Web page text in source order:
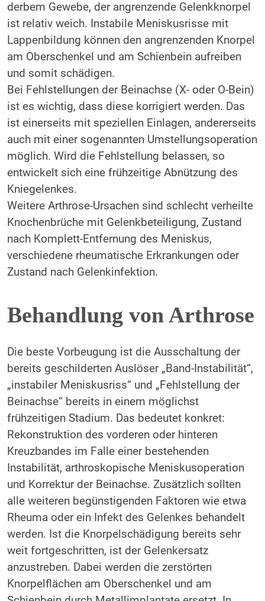
derbem Gewebe, der angrenzende Gelenkknorpel
ist relativ weich. Instabile Meniskusrisse mit
Lappenbildung können den angrenzenden Knorpel
am Oberschenkel und am Schienbein aufreiben
und somit schädigen.
Bei Fehlstellungen der Beinachse (X- oder O-Bein)
ist es wichtig, dass diese korrigiert werden. Das
ist einerseits mit speziellen Einlagen, andererseits
auch mit einer sogenannten Umstellungsoperation
möglich. Wird die Fehlstellung belassen, so
entwickelt sich eine frühzeitige Abnützung des
Kniegelenkes.
Weitere Arthrose-Ursachen sind schlecht verheilte
Knochenbrüche mit Gelenkbeteiligung, Zustand
nach Komplett-Entfernung des Meniskus,
verschiedene rheumatische Erkrankungen oder
Zustand nach Gelenkinfektion.
Behandlung von Arthrose
Die beste Vorbeugung ist die Ausschaltung der
bereits geschilderten Auslöser „Band-Instabilität“,
„instabiler Meniskusriss“ und „Fehlstellung der
Beinachse“ bereits in einem möglichst
frühzeitigen Stadium. Das bedeutet konkret:
Rekonstruktion des vorderen oder hinteren
Kreuzbandes im Falle einer bestehenden
Instabilität, arthroskopische Meniskusoperation
und Korrektur der Beinachse. Zusätzlich sollten
alle weiteren begünstigenden Faktoren wie etwa
Rheuma oder ein Infekt des Gelenkes behandelt
werden. Ist die Knorpelschädigung bereits sehr
weit fortgeschritten, ist der Gelenkersatz
anzustreben. Dabei werden die zerstörten
Knorpelflächen am Oberschenkel und am